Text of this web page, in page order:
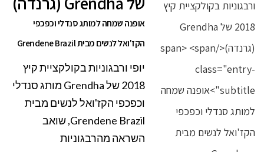
אופנה שמחה למותג סנדלי וכפכפי
הקז'ואל לנשים מבית Grendene Brazil
יופי ורבגוניות בקולקציית קיץ
2018 של Grendha מותג סנדלי
וכפכפי הקז'ואל לנשים מבית
Grendene Brazil, שואב
השראה מהרבגוניות